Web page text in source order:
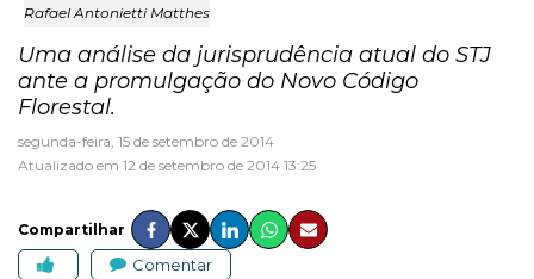
Rafael Antonietti Matthes
Uma análise da jurisprudência atual do STJ
ante a promulgação do Novo Código
Florestal.
segunda-feira, 15 de setembro de 2014
Atualizado em 12 de setembro de 2014 13:25
Compartilhar
Comentar